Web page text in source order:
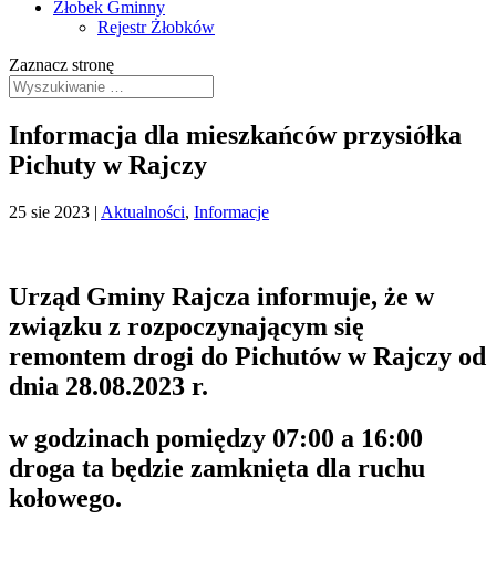
Żłobek Gminny
Rejestr Żłobków
Zaznacz stronę
Informacja dla mieszkańców przysiółka
Pichuty w Rajczy
25 sie 2023 | Aktualności, Informacje
Urząd Gminy Rajcza informuje, że w
związku z rozpoczynającym się
remontem drogi do Pichutów w Rajczy od
dnia 28.08.2023 r.
w godzinach pomiędzy 07:00 a 16:00
droga ta będzie zamknięta dla ruchu
kołowego.